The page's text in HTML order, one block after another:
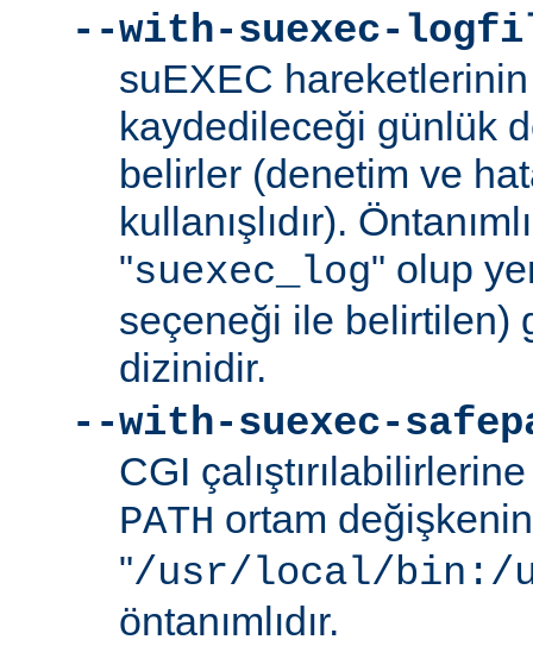
--with-suexec-
suEXEC hareketlerinin
kaydedileceği günlük
belirler (denetim ve
kullanışlıdır).
"suexec_log" olup
seçeneği ile belirtilen)
dizinidir.
--with-suexec-
CGI
PATH ortam
"/usr/local/bin:/
öntanımlıdır.